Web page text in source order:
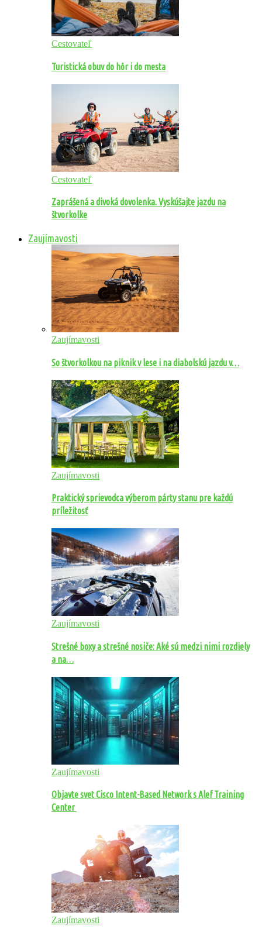
Cestovateľ
Turistická obuv do hôr i do mesta
Cestovateľ
Zaprášená a divoká dovolenka. Vyskúšajte jazdu na
štvorkolke
Zaujímavosti
Zaujímavosti
So štvorkolkou na piknik v lese i na diabolskú jazdu v…
Zaujímavosti
Praktický sprievodca výberom párty stanu pre každú
príležitosť
Zaujímavosti
Strešné boxy a strešné nosiče: Aké sú medzi nimi rozdiely
a na…
Zaujímavosti
Objavte svet Cisco Intent-Based Network s Alef Training
Center
Zaujímavosti